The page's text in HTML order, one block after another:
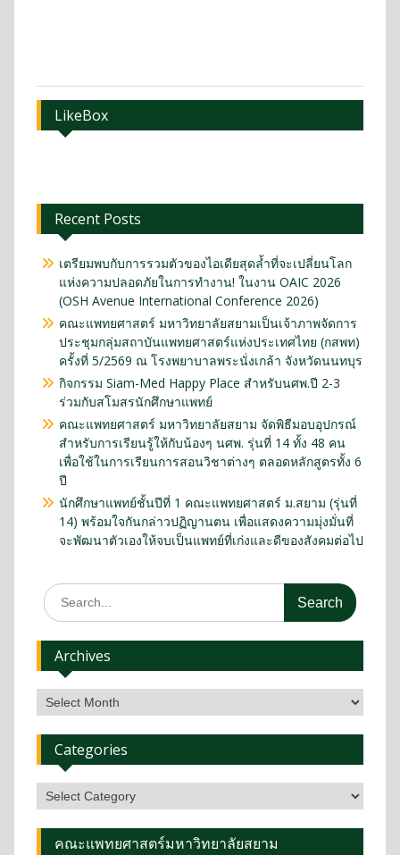
LikeBox
Recent Posts
เตรียมพบกับการรวมตัวของไอเดียสุดล้ำที่จะเปลี่ยนโลก
แห่งความปลอดภัยในการทำงาน! ในงาน OAIC 2026
(OSH Avenue International Conference 2026)
คณะแพทยศาสตร์ มหาวิทยาลัยสยามเป็นเจ้าภาพจัดการ
ประชุมกลุ่มสถาบันแพทยศาสตร์แห่งประเทศไทย (กสพท)
ครั้งที่ 5/2569 ณ โรงพยาบาลพระนั่งเกล้า จังหวัดนนทบุร
กิจกรรม Siam-Med Happy Place สำหรับนศพ.ปี 2-3
ร่วมกับสโมสรนักศึกษาแพทย์
คณะแพทยศาสตร์ มหาวิทยาลัยสยาม จัดพิธีมอบอุปกรณ์
สำหรับการเรียนรู้ให้กับน้องๆ นศพ. รุ่นที่ 14 ทั้ง 48 คน
เพื่อใช้ในการเรียนการสอนวิชาต่างๆ ตลอดหลักสูตรทั้ง 6
ปี
นักศึกษาแพทย์ชั้นปีที่ 1 คณะแพทยศาสตร์ ม.สยาม (รุ่นที่
14) พร้อมใจกันกล่าวปฏิญานตน เพื่อแสดงความมุ่งมั่นที่
จะพัฒนาตัวเองให้จบเป็นแพทย์ที่เก่งและดีของสังคมต่อไป
Archives
Categories
คณะแพทยศาสตร์มหาวิทยาลัยสยาม